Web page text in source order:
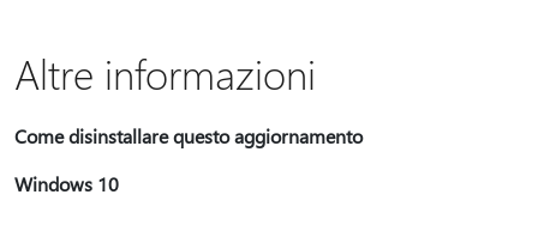
Altre informazioni
Come disinstallare questo aggiornamento
Windows 10